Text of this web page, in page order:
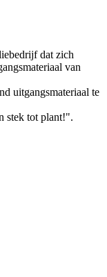
dat zich
van
uitgangsmateriaal te
stek tot plant!".